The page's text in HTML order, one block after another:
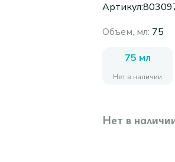
Артикул:
Объем, мл: 75
75 мл
Нет в наличии
Нет в